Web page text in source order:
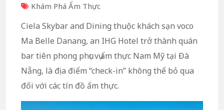
Khám Phá Ẩm Thực
Ciela Skybar and Dining thuộc khách sạn voco
Ma Belle Danang, an IHG Hotel trở thành quán
bar tiên phong phục vụ ẩm thực Nam Mỹ tại Đà
Nẵng, là địa điểm “check-in” không thể bỏ qua
đối với các tín đồ ẩm thực.